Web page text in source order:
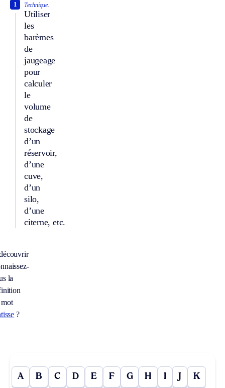
Technique.
Utiliser
les
barèmes
de
jaugeage
pour
calculer
le
volume
de
stockage
d’un
réservoir,
d’une
cuve,
d’un
silo,
d’une
citerne, etc.
1
la
?
A B C D E F G H I J K